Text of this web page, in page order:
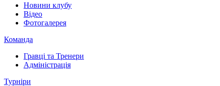
Новини клубу
Відео
Фотогалерея
Команда
Гравці та Тренери
Адміністрація
Турніри